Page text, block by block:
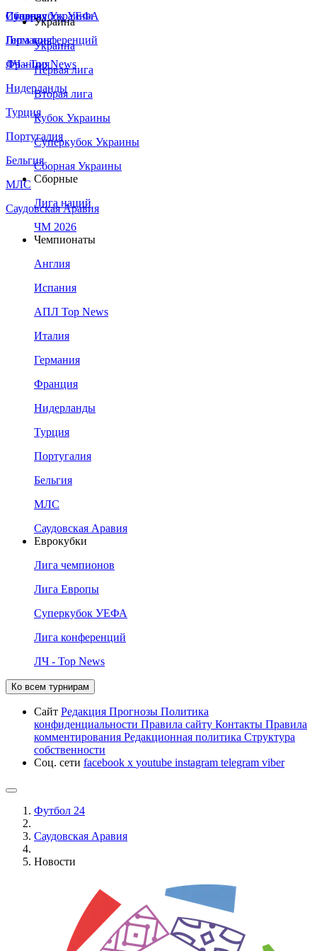
Сборная Украины
Италия
Германия
Франция
Нидерланды
Турция
Португалия
Бельгия
МЛС
Саудовская Аравия
Суперкубок УЕФА
Лига конференций
ЛЧ - Top News
Украина
Украина
Первая лига
Вторая лига
Кубок Украины
Суперкубок Украины
Сборная Украины
Сборные
Лига наций
ЧМ 2026
Чемпионаты
Англия
Испания
АПЛ Top News
Италия
Германия
Франция
Нидерланды
Турция
Португалия
Бельгия
МЛС
Саудовская Аравия
Еврокубки
Лига чемпионов
Лига Европы
Суперкубок УЕФА
Лига конференций
ЛЧ - Top News
Ко всем турнирам
Сайт Редакция Прогнозы Политика
конфиденциальности Правила сайту Контакты Правила
комментирования Редакционная политика Структура
собственности
Соц. сети facebook x youtube instagram telegram viber
Футбол 24
Саудовская Аравия
Новости